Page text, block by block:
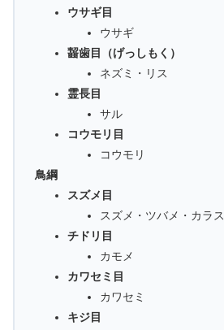
ウサギ目
ウサギ
齧歯目（げっしもく）
ネズミ・リス
霊長目
サル
コウモリ目
コウモリ
鳥綱
スズメ目
スズメ・ツバメ・カラス
チドリ目
カモメ
カワセミ目
カワセミ
キジ目